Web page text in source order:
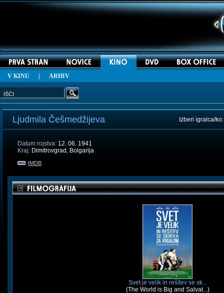
V KINU ARHIV
Ljudmila Češmedžijeva Izberi igralca/
Datum rojstva: 12. 06. 1941
Kraj: Dimitrovgrad, Bolgarija
IMDB
Svet je velik in rešitev se sk...
(The World is Big and Salvat...)